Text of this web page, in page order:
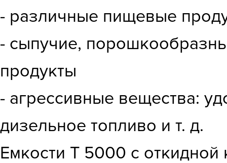
- различные пищевые
- сыпучие,
продукты
- агрессивные вещества:
дизельное топливо и т. д.
Емкости Т 5000 с